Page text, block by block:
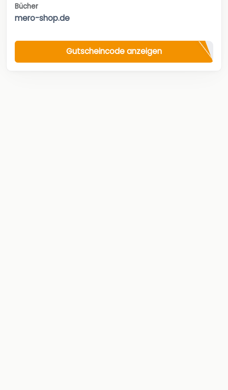
Bücher
mero-shop.de
Gutscheincode anzeigen